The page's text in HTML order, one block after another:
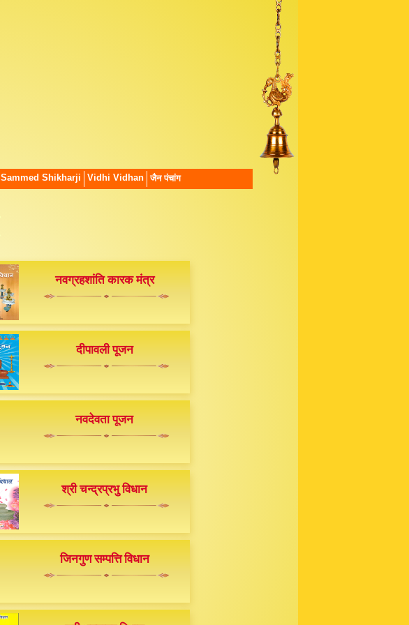
Sammed Shikharji Vidhi Vidhan जैन पंचांग
नवग्रहशांति कारक मंत्र
दीपावली पूजन
नवदेवता पूजन
श्री चन्द्रप्रभु विधान
जिनगुण सम्पत्ति विधान